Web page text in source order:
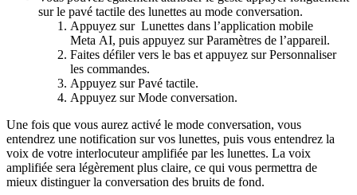
sur le pavé tactile des lunettes au mode conversation.
Appuyez sur Lunettes dans l’application mobile
Meta AI, puis appuyez surParamètres de l’appareil.
Faites défiler vers le bas et appuyez surPersonnaliser
les commandes.
Appuyez surPavé tactile.
Appuyez surMode conversation.
Une fois que vous aurez activé le mode conversation, vous
entendrez une notification sur vos lunettes, puis vous entendrez la
voix de votre interlocuteur amplifiée par les lunettes. La voix
amplifiée sera légèrement plus claire, ce qui vous permettra de
mieux distinguer la conversation des bruits de fond.